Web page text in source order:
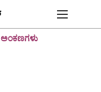
ಅಂಕಣಗಳು